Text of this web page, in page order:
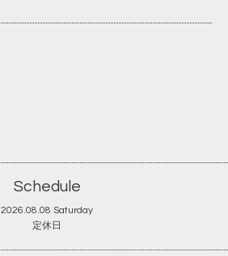
Schedule
2026.08.08 Saturday
定休日